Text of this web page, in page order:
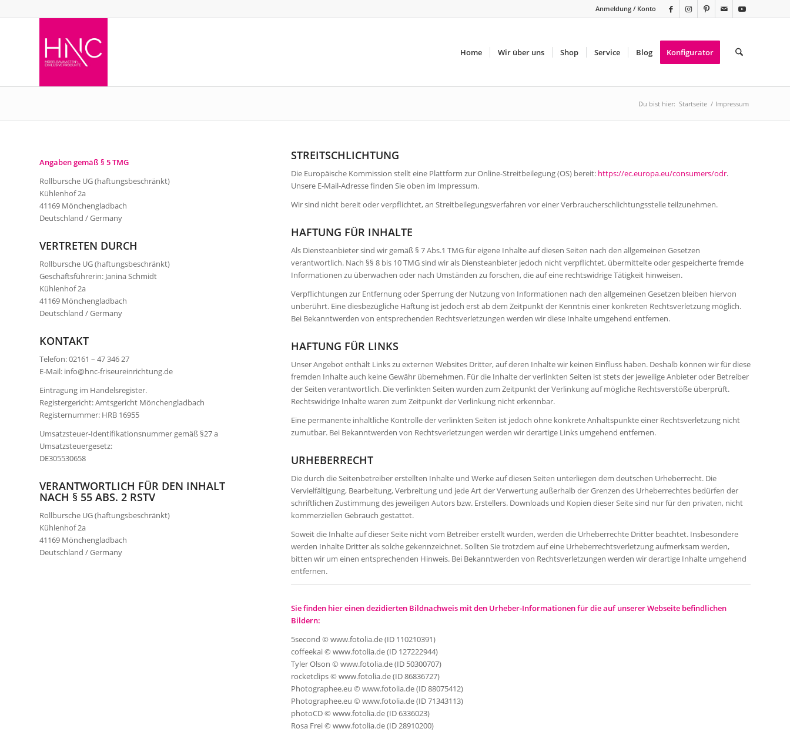
Anmeldung / Konto
Home Wir über uns Shop Service Blog Konfigurator
Du bist hier: Startseite / Impressum
Angaben gemäß § 5 TMG
Rollbursche UG (haftungsbeschränkt)
Kühlenhof 2a
41169 Mönchengladbach
Deutschland / Germany
VERTRETEN DURCH
Rollbursche UG (haftungsbeschränkt)
Geschäftsführerin: Janina Schmidt
Kühlenhof 2a
41169 Mönchengladbach
Deutschland / Germany
KONTAKT
Telefon: 02161 – 47 346 27
E-Mail: info@hnc-friseureinrichtung.de
Eintragung im Handelsregister.
Registergericht: Amtsgericht Mönchengladbach
Registernummer: HRB 16955
Umsatzsteuer-Identifikationsnummer gemäß §27 a
Umsatzsteuergesetz:
DE305530658
VERANTWORTLICH FÜR DEN INHALT
NACH § 55 ABS. 2 RSTV
Rollbursche UG (haftungsbeschränkt)
Kühlenhof 2a
41169 Mönchengladbach
Deutschland / Germany
STREITSCHLICHTUNG
Die Europäische Kommission stellt eine Plattform zur Online-Streitbeilegung (OS) bereit: https://ec.europa.eu/consumers/odr.
Unsere E-Mail-Adresse finden Sie oben im Impressum.
Wir sind nicht bereit oder verpflichtet, an Streitbeilegungsverfahren vor einer Verbraucherschlichtungsstelle teilzunehmen.
HAFTUNG FÜR INHALTE
Als Diensteanbieter sind wir gemäß § 7 Abs.1 TMG für eigene Inhalte auf diesen Seiten nach den allgemeinen Gesetzen
verantwortlich. Nach §§ 8 bis 10 TMG sind wir als Diensteanbieter jedoch nicht verpflichtet, übermittelte oder gespeicherte fremde
Informationen zu überwachen oder nach Umständen zu forschen, die auf eine rechtswidrige Tätigkeit hinweisen.
Verpflichtungen zur Entfernung oder Sperrung der Nutzung von Informationen nach den allgemeinen Gesetzen bleiben hiervon
unberührt. Eine diesbezügliche Haftung ist jedoch erst ab dem Zeitpunkt der Kenntnis einer konkreten Rechtsverletzung möglich.
Bei Bekanntwerden von entsprechenden Rechtsverletzungen werden wir diese Inhalte umgehend entfernen.
HAFTUNG FÜR LINKS
Unser Angebot enthält Links zu externen Websites Dritter, auf deren Inhalte wir keinen Einfluss haben. Deshalb können wir für diese
fremden Inhalte auch keine Gewähr übernehmen. Für die Inhalte der verlinkten Seiten ist stets der jeweilige Anbieter oder Betreiber
der Seiten verantwortlich. Die verlinkten Seiten wurden zum Zeitpunkt der Verlinkung auf mögliche Rechtsverstöße überprüft.
Rechtswidrige Inhalte waren zum Zeitpunkt der Verlinkung nicht erkennbar.
Eine permanente inhaltliche Kontrolle der verlinkten Seiten ist jedoch ohne konkrete Anhaltspunkte einer Rechtsverletzung nicht
zumutbar. Bei Bekanntwerden von Rechtsverletzungen werden wir derartige Links umgehend entfernen.
URHEBERRECHT
Die durch die Seitenbetreiber erstellten Inhalte und Werke auf diesen Seiten unterliegen dem deutschen Urheberrecht. Die
Vervielfältigung, Bearbeitung, Verbreitung und jede Art der Verwertung außerhalb der Grenzen des Urheberrechtes bedürfen der
schriftlichen Zustimmung des jeweiligen Autors bzw. Erstellers. Downloads und Kopien dieser Seite sind nur für den privaten, nicht
kommerziellen Gebrauch gestattet.
Soweit die Inhalte auf dieser Seite nicht vom Betreiber erstellt wurden, werden die Urheberrechte Dritter beachtet. Insbesondere
werden Inhalte Dritter als solche gekennzeichnet. Sollten Sie trotzdem auf eine Urheberrechtsverletzung aufmerksam werden,
bitten wir um einen entsprechenden Hinweis. Bei Bekanntwerden von Rechtsverletzungen werden wir derartige Inhalte umgehend
entfernen.
Sie finden hier einen dezidierten Bildnachweis mit den Urheber-Informationen für die auf unserer Webseite befindlichen
Bildern:
5second © www.fotolia.de (ID 110210391)
coffeekai © www.fotolia.de (ID 127222944)
Tyler Olson © www.fotolia.de (ID 50300707)
rocketclips © www.fotolia.de (ID 86836727)
Photographee.eu © www.fotolia.de (ID 88075412)
Photographee.eu © www.fotolia.de (ID 71343113)
photoCD © www.fotolia.de (ID 6336023)
Rosa Frei © www.fotolia.de (ID 28910200)